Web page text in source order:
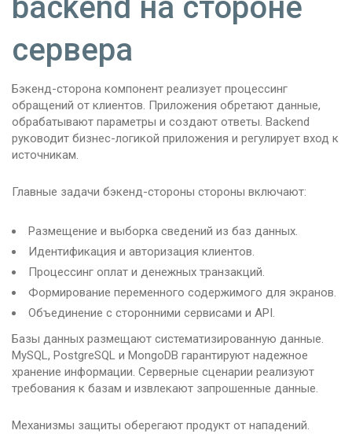
backend на стороне
сервера
Бэкенд-сторона компонент реализует процессинг
обращений от клиентов. Приложения обретают данные,
обрабатывают параметры и создают ответы. Backend
руководит бизнес-логикой приложения и регулирует вход к
источникам.
Главные задачи бэкенд-стороны стороны включают:
Размещение и выборка сведений из баз данных.
Идентификация и авторизация клиентов.
Процессинг оплат и денежных транзакций.
Формирование переменного содержимого для экранов.
Объединение с сторонними сервисами и API.
Базы данных размещают систематизированную данные.
MySQL, PostgreSQL и MongoDB гарантируют надежное
хранение информации. Серверные сценарии реализуют
требования к базам и извлекают запрошенные данные.
Механизмы защиты оберегают продукт от нападений.